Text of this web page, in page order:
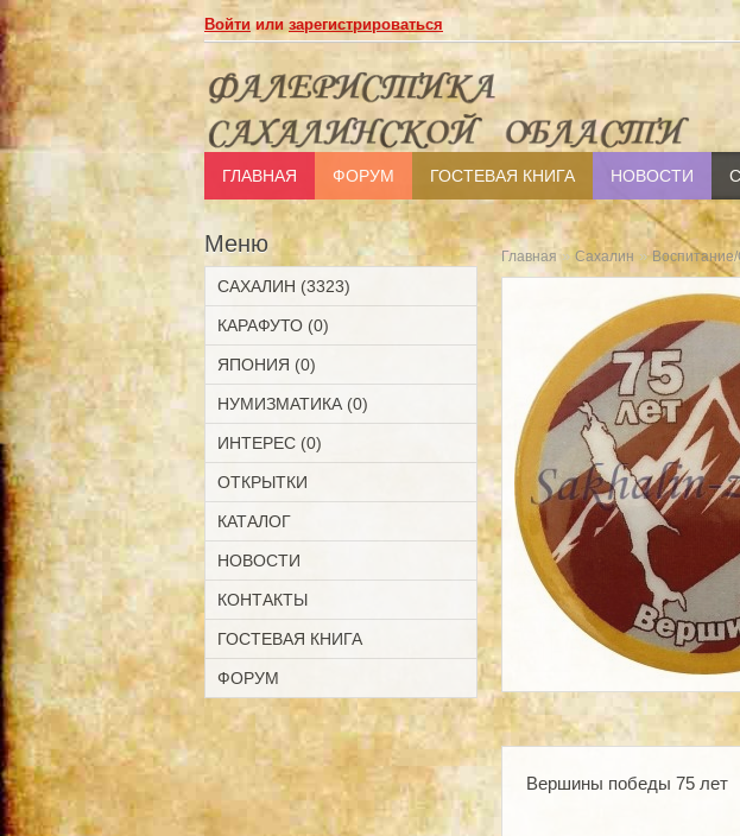
Войти илизарегистрироваться
ГЛАВНАЯ ФОРУМ ГОСТЕВАЯ КНИГА НОВОСТИ
Меню
САХАЛИН (3323)
КАРАФУТО (0)
ЯПОНИЯ (0)
НУМИЗМАТИКА (0)
ИНТЕРЕС (0)
ОТКРЫТКИ
КАТАЛОГ
НОВОСТИ
КОНТАКТЫ
ГОСТЕВАЯ КНИГА
ФОРУМ
Главная » Сахалин »
Вершины победы 75 лет